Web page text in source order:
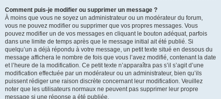
Comment puis-je modifier ou supprimer un message ?
À moins que vous ne soyez un administrateur ou un modérateur du forum,
vous ne pouvez modifier ou supprimer que vos propres messages. Vous
pouvez modifier un de vos messages en cliquant le bouton adéquat, parfois
dans une limite de temps après que le message initial ait été publié. Si
quelqu’un a déjà répondu à votre message, un petit texte situé en dessous du
message affichera le nombre de fois que vous l’avez modifié, contenant la date
et l’heure de la modification. Ce petit texte n’apparaîtra pas s’il s’agit d’une
modification effectuée par un modérateur ou un administrateur, bien qu’ils
puissent rédiger une raison discrète concernant leur modification. Veuillez
noter que les utilisateurs normaux ne peuvent pas supprimer leur propre
message si une réponse a été publiée.